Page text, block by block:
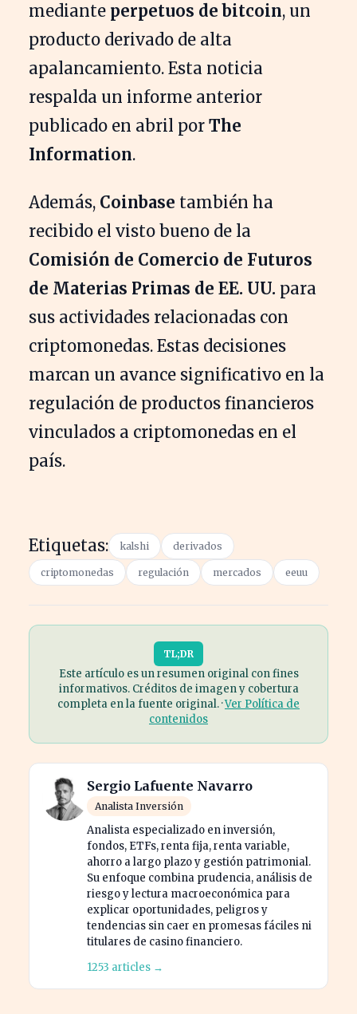
mediante perpetuos de bitcoin, un
producto derivado de alta
apalancamiento. Esta noticia
respalda un informe anterior
publicado en abril por The
Information.
Además, Coinbase también ha
recibido el visto bueno de la
Comisión de Comercio de Futuros
de Materias Primas de EE. UU. para
sus actividades relacionadas con
criptomonedas. Estas decisiones
marcan un avance significativo en la
regulación de productos financieros
vinculados a criptomonedas en el
país.
Etiquetas: kalshi derivados
criptomonedas regulación mercados eeuu
TL;DR
Este artículo es un resumen original con fines
informativos. Créditos de imagen y cobertura
completa en la fuente original. ·Ver Política de
contenidos
Sergio Lafuente Navarro
Analista Inversión
Analista especializado en inversión,
fondos, ETFs, renta fija, renta variable,
ahorro a largo plazo y gestión patrimonial.
Su enfoque combina prudencia, análisis de
riesgo y lectura macroeconómica para
explicar oportunidades, peligros y
tendencias sin caer en promesas fáciles ni
titulares de casino financiero.
1253 articles →